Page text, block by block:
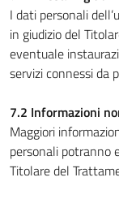
I dati personali
in giudizio del
eventuale
servizi connessi da
7.2 Informazioni
Maggiori
personali potranno
Titolare del